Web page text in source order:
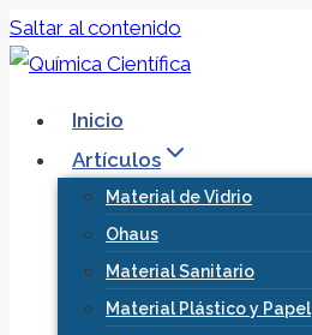
Saltar al contenido
Inicio
Artículos
Material de Vidrio
Ohaus
Material Sanitario
Material Plástico y Papel